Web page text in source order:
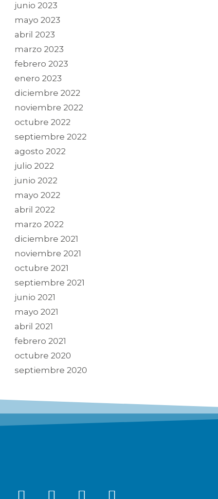
junio 2023
mayo 2023
abril 2023
marzo 2023
febrero 2023
enero 2023
diciembre 2022
noviembre 2022
octubre 2022
septiembre 2022
agosto 2022
julio 2022
junio 2022
mayo 2022
abril 2022
marzo 2022
diciembre 2021
noviembre 2021
octubre 2021
septiembre 2021
junio 2021
mayo 2021
abril 2021
febrero 2021
octubre 2020
septiembre 2020